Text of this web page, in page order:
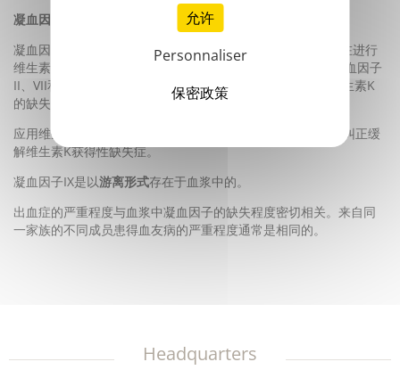
凝血因子IX由肝脏合成。
凝血因子IX的合成需要维生素K的参与。在维生素K存在或者在进行
维生素颉抗物治疗时凝血因子IX象其它维生素K依赖因子（凝血因子
II、VII和X）一样，是以羧基蛋白的形式被合成的。这一由维生素K
的缺失或颉抗物诱导的蛋白因子被称为PIVKA因子
应用维生素K可以非常迅速地使PIVKA因子发生羧化反应，并纠正缓
解维生素K获得性缺失症。
凝血因子IX是以游离形式存在于血浆中的。
出血症的严重程度与血浆中凝血因子的缺失程度密切相关。来自同
一家族的不同成员患得血友病的严重程度通常是相同的。
Headquarters
允许
Personnaliser
保密政策